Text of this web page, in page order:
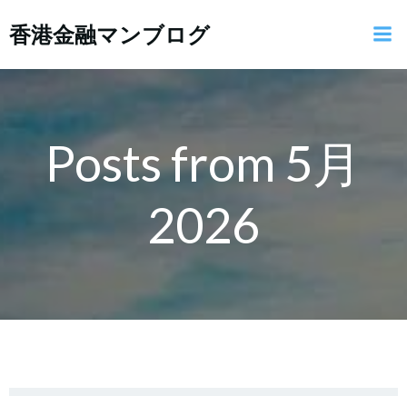
ン
ン
キ
ッ
プ
香港金融マンブログ
Posts from 5月
2026